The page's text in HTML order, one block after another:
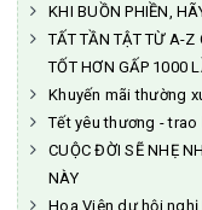
KHI BUỒN PHIỀN,
TẤT TẦN TẬT TỪ A-Z
TỐT HƠN GẤP 1000
Khuyến mãi thường
Tết yêu thương - trao
CUỘC ĐỜI SẼ NHẸ
NÀY
Hoa Viên dự hội